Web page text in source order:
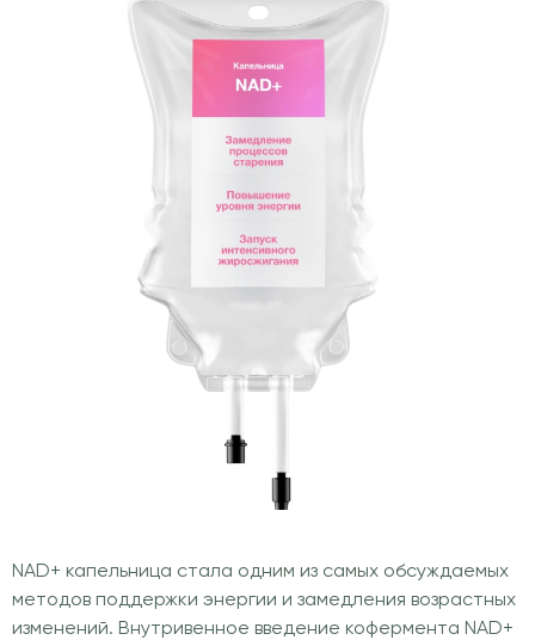
NAD+ капельница стала одним из самых обсуждаемых
методов поддержки энергии и замедления возрастных
изменений. Внутривенное введение кофермента NAD+